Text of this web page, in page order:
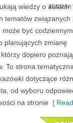
ZOSTAŁA
wiedzy o
tematów związanych
być codziennym
planujących zmianę
dopiero
To strona
dotyczące
od wyboru
na stronie [